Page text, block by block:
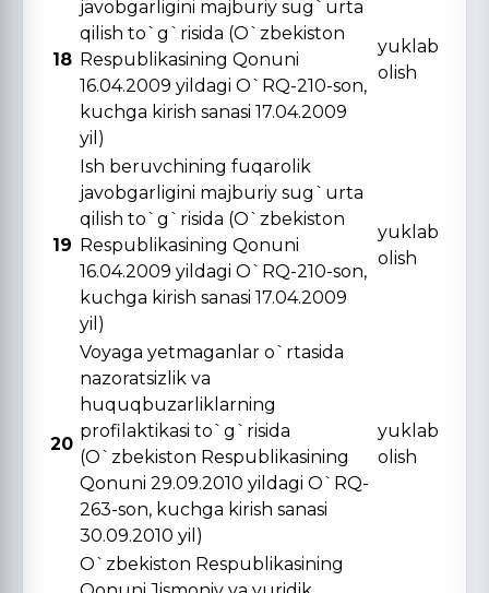
18
javobgarligini majburiy sug`urta
qilish to`g`risida (O`zbekiston
Respublikasining Qonuni
16.04.2009 yildagi O`RQ-210-son,
kuchga kirish sanasi 17.04.2009
yil)
yuklab
olish
19
Ish beruvchining fuqarolik
javobgarligini majburiy sug`urta
qilish to`g`risida (O`zbekiston
Respublikasining Qonuni
16.04.2009 yildagi O`RQ-210-son,
kuchga kirish sanasi 17.04.2009
yil)
yuklab
olish
20
Voyaga yetmaganlar o`rtasida
nazoratsizlik va
huquqbuzarliklarning
profilaktikasi to`g`risida
(O`zbekiston Respublikasining
Qonuni 29.09.2010 yildagi O`RQ-
263-son, kuchga kirish sanasi
30.09.2010 yil)
yuklab
olish
O`zbekiston Respublikasining